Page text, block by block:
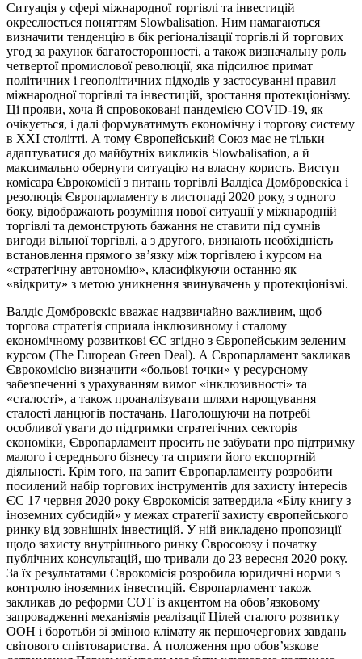
Ситуація у сфері міжнародної торгівлі та інвестицій
окреслюється поняттям Slowbalisation. Ним намагаються
визначити тенденцію в бік регіоналізації торгівлі й торгових
угод за рахунок багатосторонності, а також визначальну роль
четвертої промислової революції, яка підсилює примат
політичних і геополітичних підходів у застосуванні правил
міжнародної торгівлі та інвестицій, зростання протекціонізму.
Ці прояви, хоча й спровоковані пандемією COVID-19, як
очікується, і далі формуватимуть економічну і торгову систему
в ХХІ столітті. А тому Європейський Союз має не тільки
адаптуватися до майбутніх викликів Slowbalisation, а й
максимально обернути ситуацію на власну користь. Виступ
комісара Єврокомісії з питань торгівлі Валдіса Домбровскіса і
резолюція Європарламенту в листопаді 2020 року, з одного
боку, відображають розуміння нової ситуації у міжнародній
торгівлі та демонструють бажання не ставити під сумнів
вигоди вільної торгівлі, а з другого, визнають необхідність
встановлення прямого зв’язку між торгівлею і курсом на
«стратегічну автономію», класифікуючи останню як
«відкриту» з метою уникнення звинувачень у протекціонізмі.
Валдіс Домбровскіс вважає надзвичайно важливим, щоб
торгова стратегія сприяла інклюзивному і сталому
економічному розвиткові ЄС згідно з Європейським зеленим
курсом (The European Green Deal). А Європарламент закликав
Єврокомісію визначити «больові точки» у ресурсному
забезпеченні з урахуванням вимог «інклюзивності» та
«сталості», а також проаналізувати шляхи нарощування
сталості ланцюгів постачань. Наголошуючи на потребі
особливої уваги до підтримки стратегічних секторів
економіки, Європарламент просить не забувати про підтримку
малого і середнього бізнесу та сприяти його експортній
діяльності. Крім того, на запит Європарламенту розробити
посилений набір торгових інструментів для захисту інтересів
ЄС 17 червня 2020 року Єврокомісія затвердила «Білу книгу з
іноземних субсидій» у межах стратегії захисту європейського
ринку від зовнішніх інвестицій. У ній викладено пропозиції
щодо захисту внутрішнього ринку Євросоюзу і початку
публічних консультацій, що тривали до 23 вересня 2020 року.
За їх результатами Єврокомісія розробила юридичні норми з
контролю іноземних інвестицій. Європарламент також
закликав до реформи СОТ із акцентом на обов’язковому
запровадженні механізмів реалізації Цілей сталого розвитку
ООН і боротьби зі зміною клімату як першочергових завдань
світового співтовариства. А положення про обов’язкове